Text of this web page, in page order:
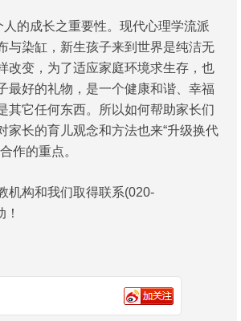
的成长之重要性。现代心理学流派
染缸，新生孩子来到世界是纯洁无
改变，为了适应家庭环境求生存，也
最好的礼物，是一个健康和谐、幸福
其它任何东西。所以如何帮助家长们
长的育儿观念和方法也来“升级换代
作的重点。
构和我们取得联系(020-